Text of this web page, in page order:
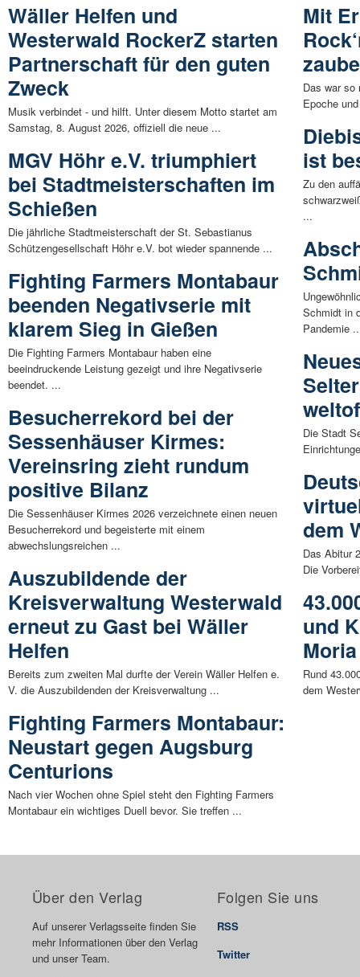
Wäller Helfen und
Westerwald RockerZ starten
Partnerschaft für den guten
Zweck
Musik verbindet - und hilft. Unter diesem Motto startet am
Samstag, 8. August 2026, offiziell die neue ...
MGV Höhr e.V. triumphiert
bei Stadtmeisterschaften im
Schießen
Die jährliche Stadtmeisterschaft der St. Sebastianus
Schützengesellschaft Höhr e.V. bot wieder spannende ...
Fighting Farmers Montabaur
beenden Negativserie mit
klarem Sieg in Gießen
Die Fighting Farmers Montabaur haben eine
beeindruckende Leistung gezeigt und ihre Negativserie
beendet. ...
Besucherrekord bei der
Sessenhäuser Kirmes:
Vereinsring zieht rundum
positive Bilanz
Die Sessenhäuser Kirmes 2026 verzeichnete einen neuen
Besucherrekord und begeisterte mit einem
abwechslungsreichen ...
Auszubildende der
Kreisverwaltung Westerwald
erneut zu Gast bei Wäller
Helfen
Bereits zum zweiten Mal durfte der Verein Wäller Helfen e.
V. die Auszubildenden der Kreisverwaltung ...
Fighting Farmers Montabaur:
Neustart gegen Augsburg
Centurions
Nach vier Wochen ohne Spiel steht den Fighting Farmers
Montabaur ein wichtiges Duell bevor. Sie treffen ...
Mit
Das war so
Epoche
ist
Zu den
...
Schmidt in
Pandemie
Die Stadt
dem
Das Abitur
Die
und
Moria
Rund
dem
Über den Verlag
Auf unserer Verlagsseite finden Sie
mehr Informationen über den Verlag
und unser Team.
Folgen Sie uns
RSS
Twitter